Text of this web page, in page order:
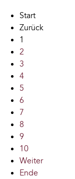
Start
Zurück
1
2
3
4
5
6
7
8
9
10
Weiter
Ende